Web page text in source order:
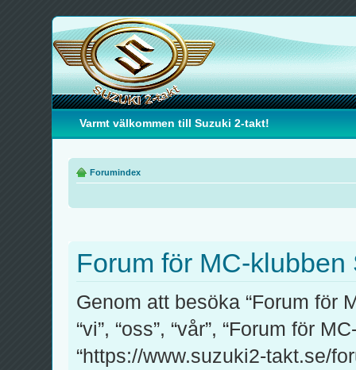
Varmt välkommen till Suzuki 2-takt!
Forumindex
Forum för MC-
Genom att besöka “Forum för
“vi”, “oss”, “vår”, “Forum för
“https://www.suzuki2-takt.se/